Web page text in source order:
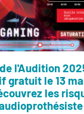
l'Audition
gratuit le 13
les